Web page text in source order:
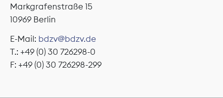
Markgrafenstraße 15
10969 Berlin
E-Mail: bdzv@bdzv.de
T.: +49 (0) 30 726298-0
F: +49 (0) 30 726298-299